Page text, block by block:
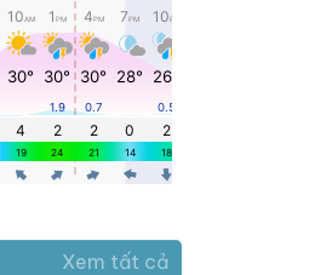
Xem tất cả